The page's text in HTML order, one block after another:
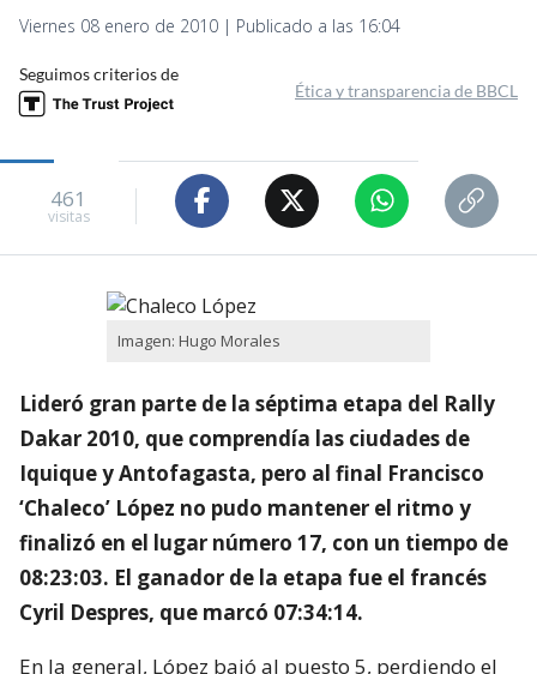
Viernes 08 enero de 2010 | Publicado a las 16:04
Seguimos criterios de
Ética y transparencia de BBCL
461
visitas
Imagen: Hugo Morales
Lideró gran parte de la séptima etapa del Rally
Dakar 2010, que comprendía las ciudades de
Iquique y Antofagasta, pero al final Francisco
‘Chaleco’ López no pudo mantener el ritmo y
finalizó en el lugar número 17, con un tiempo de
08:23:03. El ganador de la etapa fue el francés
Cyril Despres, que marcó 07:34:14.
En la general, López bajó al puesto 5, perdiendo el